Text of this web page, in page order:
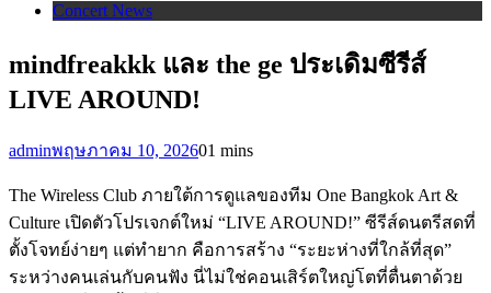
Concert News
mindfreakkk และ the ge ประเดิมซีรีส์
LIVE AROUND!
adminพฤษภาคม 10, 202601 mins
The Wireless Club ภายใต้การดูแลของทีม One Bangkok Art &
Culture เปิดตัวโปรเจกต์ใหม่ “LIVE AROUND!” ซีรีส์ดนตรีสดที่
ตั้งโจทย์ง่ายๆ แต่ทำยาก คือการสร้าง “ระยะห่างที่ใกล้ที่สุด”
ระหว่างคนเล่นกับคนฟัง นี่ไม่ใช่คอนเสิร์ตใหญ่โตที่ตื่นตาด้วย